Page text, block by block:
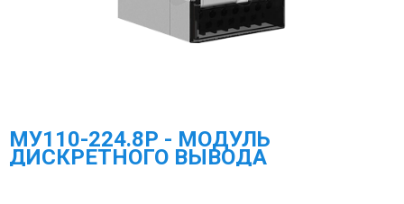
МУ110-224.8P - МОДУЛЬ
ДИСКРЕТНОГО ВЫВОДА